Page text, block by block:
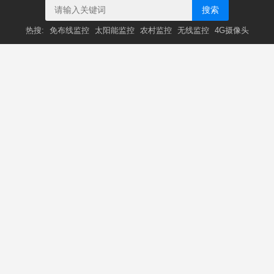
搜索
热搜: 免布线监控 太阳能监控 农村监控 无线监控 4G摄像头